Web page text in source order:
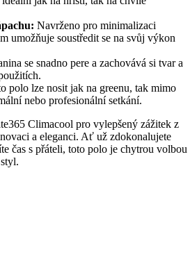
Navrženo pro minimalizaci
umožňuje soustředit se na svůj výkon
se snadno pere a zachovává si tvar a
polo lze nosit jak na greenu, tak mimo
nebo profesionální setkání.
Climacool pro vylepšený zážitek z
a eleganci. Ať už zdokonalujete
čas s přáteli, toto polo je chytrou volbou